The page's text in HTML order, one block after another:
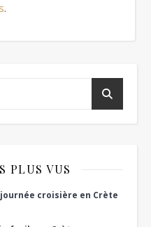
.
PLUS VUS
croisière en Crète